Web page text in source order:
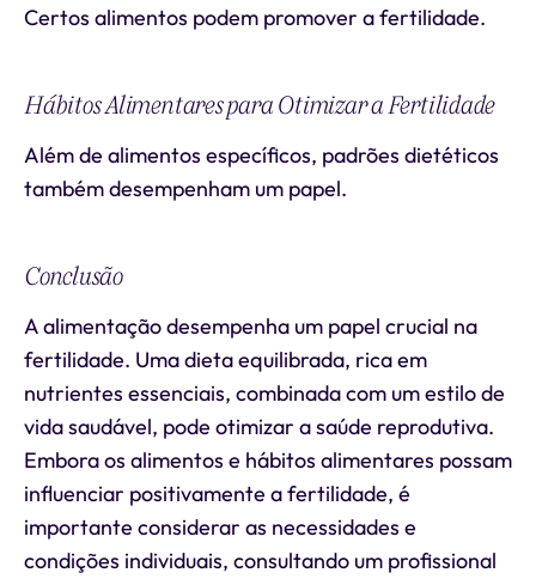
Certos alimentos podem promover a fertilidade.
Hábitos Alimentares para Otimizar a Fertilidade
Além de alimentos específicos, padrões dietéticos
também desempenham um papel.
Conclusão
A alimentação desempenha um papel crucial na
fertilidade. Uma dieta equilibrada, rica em
nutrientes essenciais, combinada com um estilo de
vida saudável, pode otimizar a saúde reprodutiva.
Embora os alimentos e hábitos alimentares possam
influenciar positivamente a fertilidade, é
importante considerar as necessidades e
condições individuais, consultando um profissional